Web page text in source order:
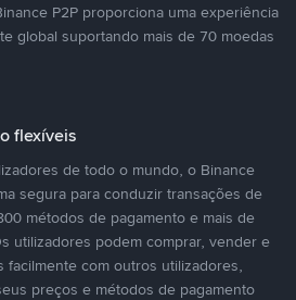
P2P proporciona uma experiência
global suportando mais de 70 moedas
flexíveis
de todo o mundo, o Binance
segura para conduzir transações de
métodos de pagamento e mais de
utilizadores podem comprar, vender e
facilmente com outros utilizadores,
preços e métodos de pagamento